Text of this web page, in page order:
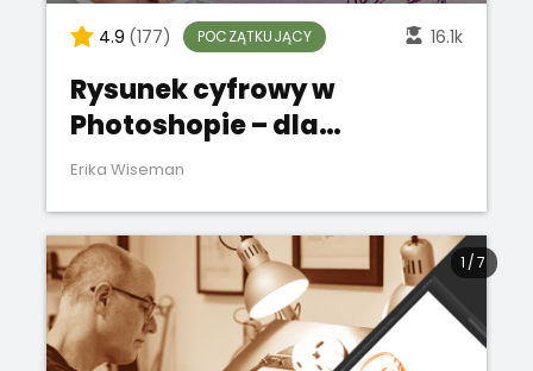
4.9 (177) POCZĄTKUJĄCY 16.1k
Rysunek cyfrowy w
Photoshopie – dla
początkujących
Erika Wiseman
1 /7